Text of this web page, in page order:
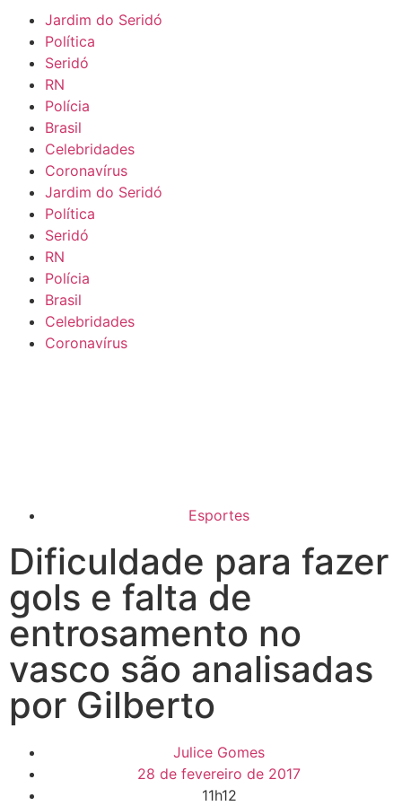
Jardim do Seridó
Política
Seridó
RN
Polícia
Brasil
Celebridades
Coronavírus
Jardim do Seridó
Política
Seridó
RN
Polícia
Brasil
Celebridades
Coronavírus
Esportes
Dificuldade para fazer
gols e falta de
entrosamento no
vasco são analisadas
por Gilberto
Julice Gomes
28 de fevereiro de 2017
11h12